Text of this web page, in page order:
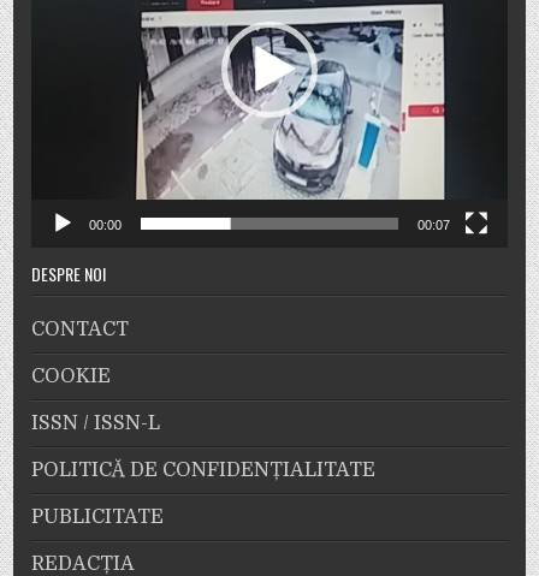
00:00 00:07
DESPRE NOI
CONTACT
COOKIE
ISSN / ISSN-L
POLITICĂ DE CONFIDENȚIALITATE
PUBLICITATE
REDACȚIA